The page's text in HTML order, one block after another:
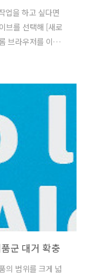
업을 하고 싶다면
브를 선택해 [새로
브라우저를 이용
스프레시트 창이
어집니다.
이지의 주소 검
것이므로
이지에 표가 있
공..
군 대거 확충
의 범위를 크게 넓